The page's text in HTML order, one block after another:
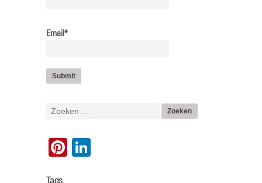
Email*
Pinterest
Tags